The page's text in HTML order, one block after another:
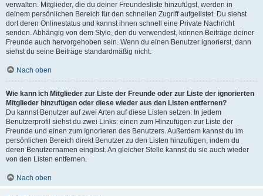
verwalten. Mitglieder, die du deiner Freundesliste hinzufügst, werden in
deinem persönlichen Bereich für den schnellen Zugriff aufgelistet. Du siehst
dort deren Onlinestatus und kannst ihnen schnell eine Private Nachricht
senden. Abhängig von dem Style, den du verwendest, können Beiträge deiner
Freunde auch hervorgehoben sein. Wenn du einen Benutzer ignorierst, dann
siehst du seine Beiträge standardmäßig nicht.
Nach oben
Wie kann ich Mitglieder zur Liste der Freunde oder zur Liste der ignorierten
Mitglieder hinzufügen oder diese wieder aus den Listen entfernen?
Du kannst Benutzer auf zwei Arten auf diese Listen setzen: In jedem
Benutzerprofil siehst du zwei Links: einen zum Hinzufügen zur Liste der
Freunde und einen zum Ignorieren des Benutzers. Außerdem kannst du im
persönlichen Bereich direkt Benutzer zu den Listen hinzufügen, indem du
deren Benutzernamen eingibst. An gleicher Stelle kannst du sie auch wieder
von den Listen entfernen.
Nach oben